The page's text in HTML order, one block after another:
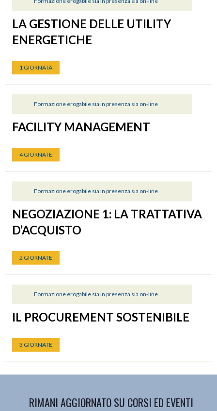
LA GESTIONE DELLE UTILITY
ENERGETICHE
1 GIORNATA
Formazione erogabile sia in presenza sia on-line
FACILITY MANAGEMENT
4 GIORNATE
Formazione erogabile sia in presenza sia on-line
NEGOZIAZIONE 1: LA TRATTATIVA
D’ACQUISTO
2 GIORNATE
Formazione erogabile sia in presenza sia on-line
IL PROCUREMENT SOSTENIBILE
3 GIORNATE
RIMANI AGGIORNATO SU CORSI ED EVENTI